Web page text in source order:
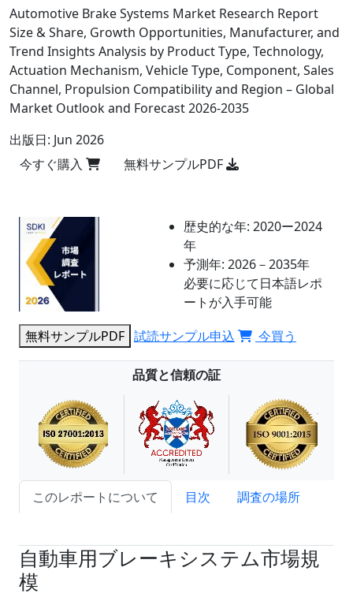
Automotive Brake Systems Market Research Report
Size & Share, Growth Opportunities, Manufacturer, and
Trend Insights Analysis by Product Type, Technology,
Actuation Mechanism, Vehicle Type, Component, Sales
Channel, Propulsion Compatibility and Region – Global
Market Outlook and Forecast 2026-2035
出版日: Jun 2026
今すぐ購入
無料サンプルPDF
歴史的な年: 2020ー2024
年
予測年: 2026－2035年
必要に応じて日本語レポ
ートが入手可能
無料サンプルPDF 試読サンプル申込 今買う
品質と信頼の証
このレポートについて 目次
調査の場所
自動車用ブレーキシステム市場規
模